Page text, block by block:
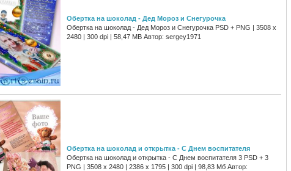
Обертка на шоколад - Дед Мороз и Снегурочка
Обертка на шоколад - Дед Мороз и Снегурочка PSD + PNG | 3508 x
2480 | 300 dpi | 58,47 MB Автор: sergey1971
Обертка на шоколад и открытка - С Днем воспитателя
Обертка на шоколад и открытка - С Днем воспитателя 3 PSD + 3
PNG | 3508 x 2480 | 2386 x 1795 | 300 dpi | 98,83 Мб Автор: